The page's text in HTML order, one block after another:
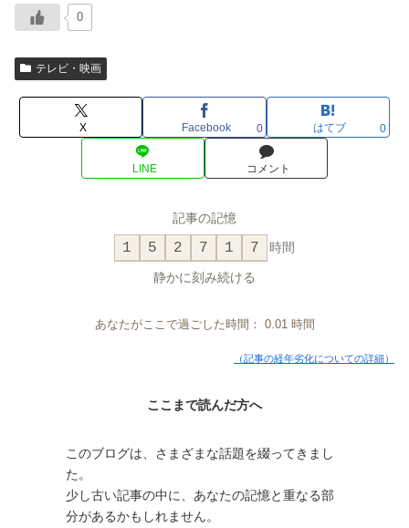
0
テレビ・映画
X Facebook 0 はてブ 0
LINE コメント
記事の記憶
1 5 2 7 1 7 時間
静かに刻み続ける
あなたがここで過ごした時間： 0.01時間
（記事の経年劣化についての詳細）
ここまで読んだ方へ
このブログは、さまざまな話題を綴ってきまし
た。
少し古い記事の中に、あなたの記憶と重なる部
分があるかもしれません。